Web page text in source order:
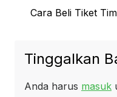
Next
Cara Beli Tiket
Tinggalkan
Anda harus masuk